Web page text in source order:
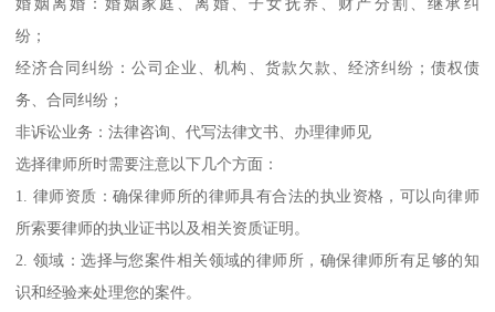
纷；
经济合同纠纷：公司企业、机构、货款欠款、经济纠纷；债权债
务、合同纠纷；
非诉讼业务：法律咨询、代写法律文书、办理律师见
选择律师所时需要注意以下几个方面：
1. 律师资质：确保律师所的律师具有合法的执业资格，可以向律师
所索要律师的执业证书以及相关资质证明。
2. 领域：选择与您案件相关领域的律师所，确保律师所有足够的知
识和经验来处理您的案件。